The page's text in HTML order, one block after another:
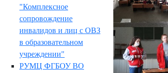
"Комплексное
сопровождение
инвалидов и лиц с ОВЗ
в образовательном
учреждении"
РУМЦ ФГБОУ ВО